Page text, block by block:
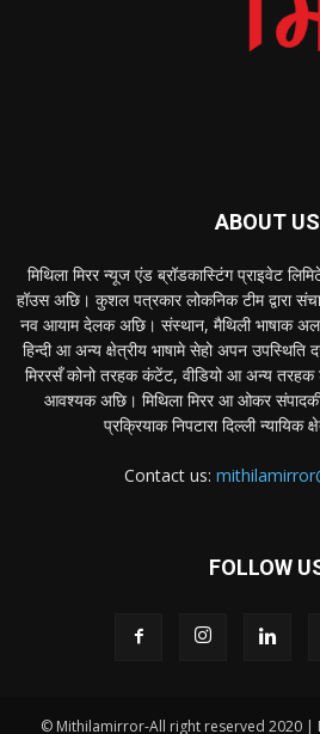
ABOUT US
मिथिला मिरर न्यूज एंड ब्रॉडकास्टिंग प्राइवेट
हॉउस अछि। कुशल पत्रकार लोकनिक टीम द्वारा
नव आयाम देलक अछि। संस्थान, मैथिली भाषाक
हिन्दी आ अन्य क्षेत्रीय भाषामे सेहो अपन उपस्थिति
मिररसँ कोनो तरहक कंटेंट, वीडियो आ अन्य तरहक
आवश्यक अछि। मिथिला मिरर आ ओकर
प्रक्रियाक निपटारा दिल्ली न्यायिक
Contact us:
FOLLOW
© Mithilamirror-All right reserved 2020 |